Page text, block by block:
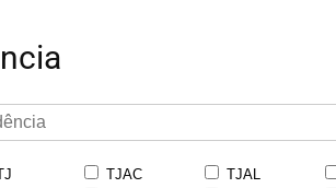
TJAC TJAL